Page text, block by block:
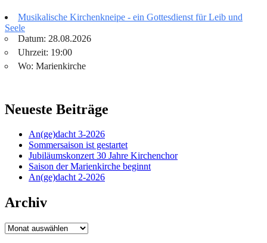
Musikalische Kirchenkneipe - ein Gottesdienst für Leib und
Seele
Datum: 28.08.2026
Uhrzeit: 19:00
Wo: Marienkirche
Neueste Beiträge
An(ge)dacht 3-2026
Sommersaison ist gestartet
Jubiläumskonzert 30 Jahre Kirchenchor
Saison der Marienkirche beginnt
An(ge)dacht 2-2026
Archiv
Archiv